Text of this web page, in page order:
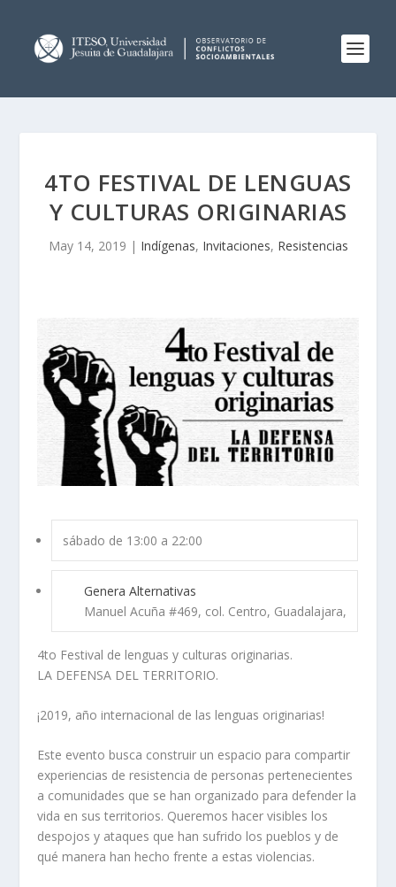
4TO FESTIVAL DE LENGUAS
Y CULTURAS ORIGINARIAS
May 14, 2019 | Indígenas, Invitaciones, Resistencias
sábado de 13:00 a 22:00
Genera Alternativas
Manuel Acuña #469, col. Centro, Guadalajara,
4to Festival de lenguas y culturas originarias.
LA DEFENSA DEL TERRITORIO.
¡2019, año internacional de las lenguas originarias!
Este evento busca construir un espacio para compartir
experiencias de resistencia de personas pertenecientes
a comunidades que se han organizado para defender la
vida en sus territorios. Queremos hacer visibles los
despojos y ataques que han sufrido los pueblos y de
qué manera han hecho frente a estas violencias.